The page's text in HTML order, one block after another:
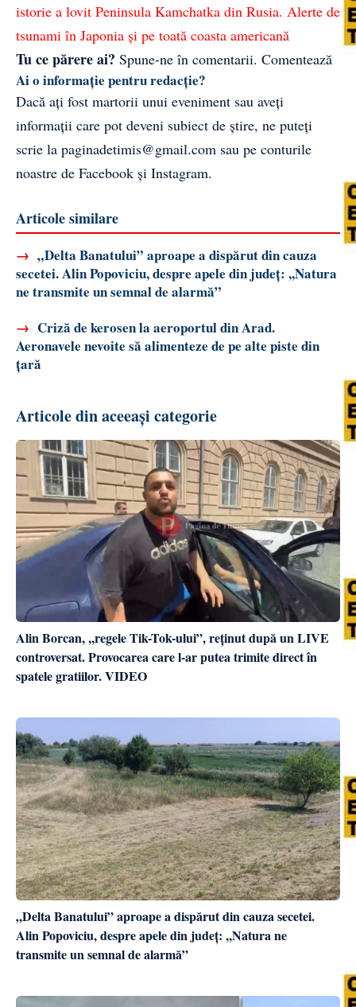
istorie a lovit Peninsula Kamchatka din Rusia. Alerte de
tsunami în Japonia și pe toată coasta americană
Tu ce părere ai? Spune-ne în comentarii. Comentează
Ai o informație pentru redacție?
Dacă ați fost martorii unui eveniment sau aveți
informații care pot deveni subiect de știre, ne puteți
scrie la paginadetimis@gmail.com sau pe conturile
noastre de Facebook și Instagram.
Articole similare
→ „Delta Banatului” aproape a dispărut din cauza
secetei. Alin Popoviciu, despre apele din județ: ,,Natura
ne transmite un semnal de alarmă”
→ Criză de kerosen la aeroportul din Arad.
Aeronavele nevoite să alimenteze de pe alte piste din
țară
Articole din aceeași categorie
Alin Borcan, ,,regele Tik-Tok-ului”, reținut după un LIVE
controversat. Provocarea care l-ar putea trimite direct în
spatele gratiilor. VIDEO
„Delta Banatului” aproape a dispărut din cauza secetei.
Alin Popoviciu, despre apele din județ: ,,Natura ne
transmite un semnal de alarmă”